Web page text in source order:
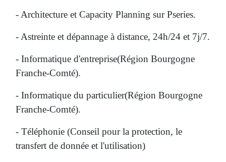
- Architecture et Capacity Planning sur Pseries.
- Astreinte et dépannage à distance, 24h/24 et 7j/7.
- Informatique d'entreprise(Région Bourgogne
Franche-Comté).
- Informatique du particulier(Région Bourgogne
Franche-Comté).
- Téléphonie (Conseil pour la protection, le
transfert de donnée et l'utilisation)